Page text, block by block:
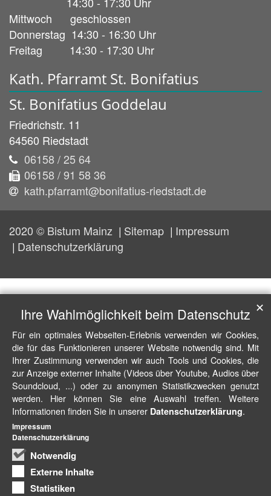
Mittwoch geschlossen
Donnerstag 14:30 - 16:30 Uhr
Freitag 14:30 - 17:30 Uhr
Kath. Pfarramt St. Bonifatius
St. Bonifatius Goddelau
Friedrichstr. 11
64560 Riedstadt
06158 / 25 64
06158 / 91 58 36
kath.pfarramt@bonifatius-riedstadt.de
2020 © Bistum Mainz Sitemap
Impressum
Datenschutzerklärung
Ihre Wahlmöglichkeit beim Datenschutz
Für ein optimales Webseiten-Erlebnis verwenden wir Cookies,
die für das Funktionieren unserer Website notwendig sind. Mit
Ihrer Zustimmung verwenden wir auch Tools und Cookies, die
zur Anzeige externer Inhalte (Videos über Youtube, Audios über
Soundcloud, ...) oder zu anonymen Statistikzwecken genutzt
werden. Hier können Sie eine Auswahl treffen. Weitere
Informationen finden Sie in unserer Datenschutzerklärung.
Notwendig
Externe Inhalte
Statistiken
✕
Impressum
Datenschutzerklärung